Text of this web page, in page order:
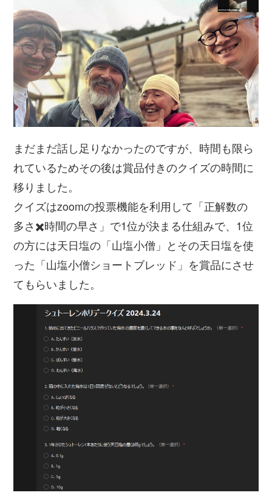
まだまだ話し足りなかったのですが、時間も限ら
れているためその後は賞品付きのクイズの時間に
移りました。
クイズはzoomの投票機能を利用して「正解数の
多さ✖️時間の早さ」で1位が決まる仕組みで、1位
の方には天日塩の「山塩小僧」とその天日塩を使
った「山塩小僧ショートブレッド」を賞品にさせ
てもらいました。